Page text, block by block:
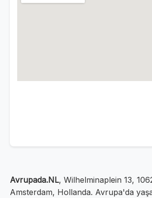
Avrupada.NL, Wilhelminaplein 13,
Amsterdam, Hollanda. Avrupa'da